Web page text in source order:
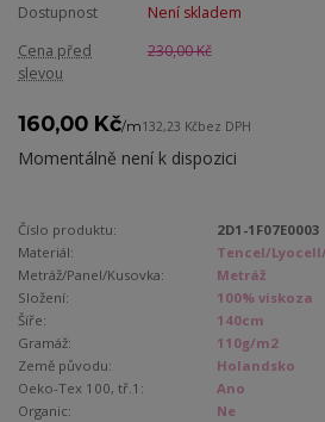
Dostupnost
Není skladem
Cena před
slevou
230,00 Kč
160,00 Kč/m132,23 Kčbez DPH
Momentálně není k dispozici
Číslo produktu:
2D1-1F07E0003
Materiál:
Tencel/
Metráž/Panel/Kusovka:
Metráž
Složení:
100% viskoza
Šíře:
140cm
Gramáž:
110g/m2
Země původu:
Holandsko
Oeko-Tex 100, tř.1:
Ano
Organic:
Ne